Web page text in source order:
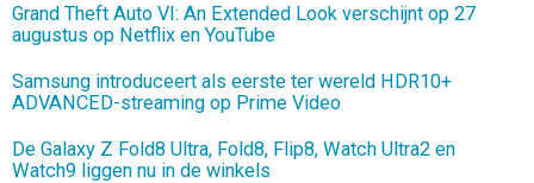
Grand Theft Auto VI: An Extended Look verschijnt op 27
augustus op Netflix en YouTube
Samsung introduceert als eerste ter wereld HDR10+
ADVANCED-streaming op Prime Video
De Galaxy Z Fold8 Ultra, Fold8, Flip8, Watch Ultra2 en
Watch9 liggen nu in de winkels